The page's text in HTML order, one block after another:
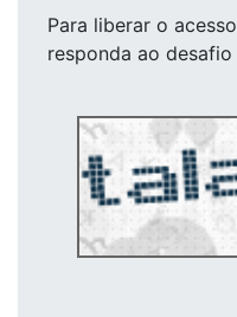
Para liberar o acesso
responda ao desafio